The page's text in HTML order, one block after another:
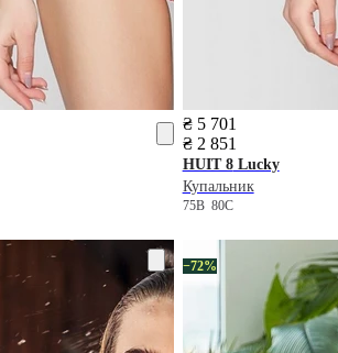
₴ 5 701
₴ 2 851
HUIT 8Lucky
Купальник
75B 80C
−72%